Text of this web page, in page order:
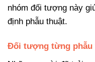
nhóm đối tượng này
định phẫu thuật.
Đối tượng từng phẫu